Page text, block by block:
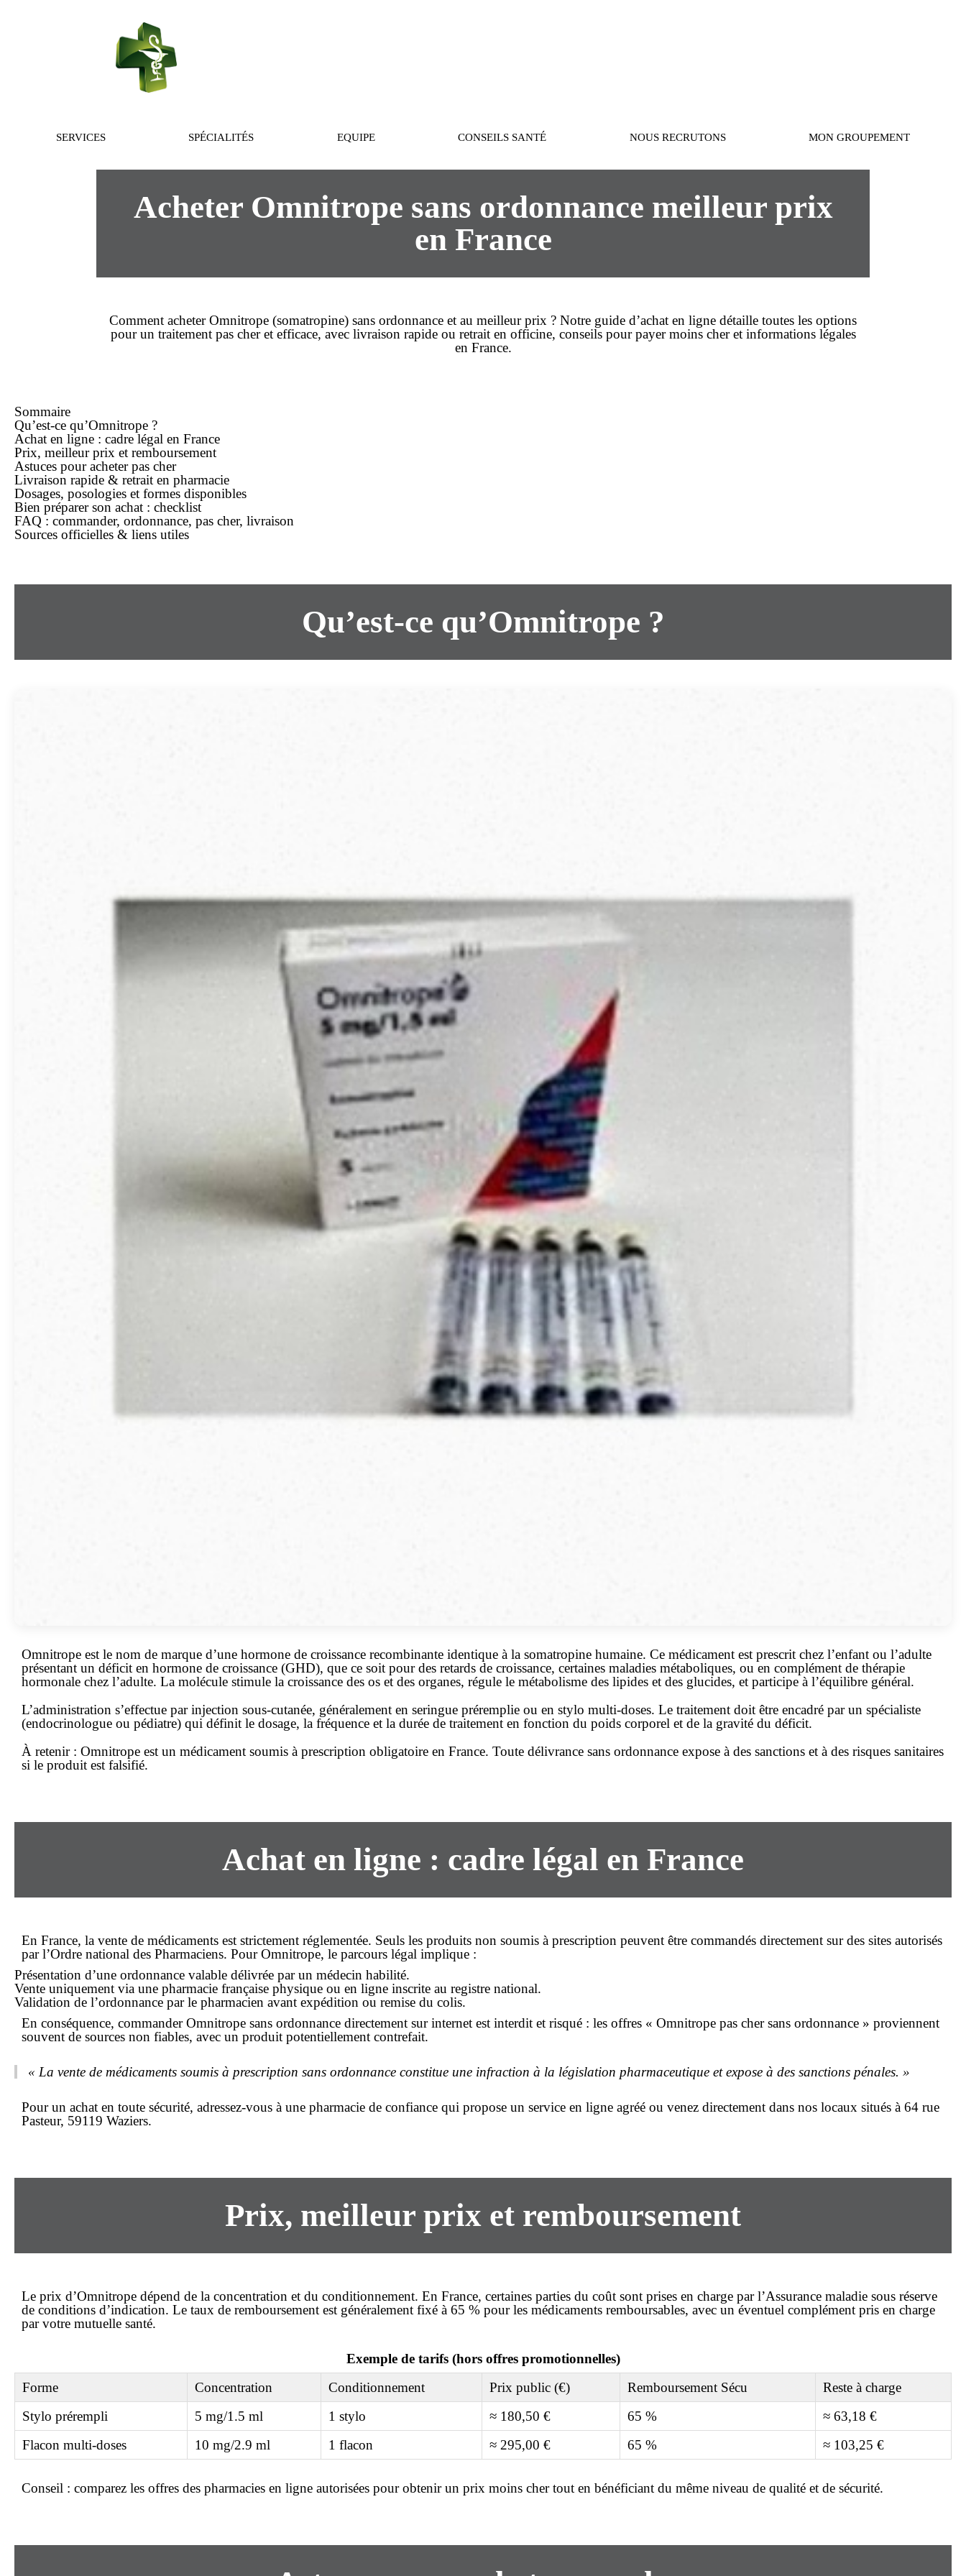
SERVICES SPÉCIALITÉS EQUIPE CONSEILS SANTÉ NOUS RECRUTONS MON GROUPEMENT
Acheter Omnitrope sans ordonnance meilleur prix
en France
Comment acheterOmnitrope (somatropine) sans ordonnance et au meilleur prix ? Notre guide d’achat en ligne détaille toutes les options
pour un traitement pas cheret efficace, avec livraison rapideou retrait en officine, conseils pour payermoins cheret informations légales
en France.
Sommaire
Qu’est-ce qu’Omnitrope ?
Achat en ligne : cadre légal en France
Prix, meilleur prix et remboursement
Astuces pour acheterpas cher
Livraison rapide & retrait en pharmacie
Dosages, posologies et formes disponibles
Bien préparer son achat : checklist
FAQ : commander, ordonnance, pas cher, livraison
Sources officielles & liens utiles
Qu’est-ce qu’Omnitrope ?
Omnitrope est le nom de marque d’une hormone de croissance recombinante identique à la somatropine humaine. Ce médicament est prescrit chez l’enfant ou l’adulte
présentant un déficit en hormone de croissance (GHD), que ce soit pour des retards de croissance, certaines maladies métaboliques, ou en complément de thérapie
hormonale chez l’adulte. La molécule stimule la croissance des os et des organes, régule le métabolisme des lipides et des glucides, et participe à l’équilibre général.
L’administration s’effectue par injection sous-cutanée, généralement en seringue préremplie ou en stylo multi-doses. Le traitement doit être encadré par un spécialiste
(endocrinologue ou pédiatre) qui définit le dosage, la fréquence et la durée de traitement en fonction du poids corporel et de la gravité du déficit.
À retenir : Omnitrope est un médicament soumis à prescription obligatoire en France. Toute délivrance sans ordonnance expose à des sanctions et à des risques sanitaires
si le produit est falsifié.
Achat en ligne : cadre légal en France
En France, la vente de médicaments est strictement réglementée. Seuls les produits non soumis à prescription peuvent être commandés directement sur des sites autorisés
par l’Ordre national des Pharmaciens. Pour Omnitrope, le parcours légal implique :
Présentation d’une ordonnance valable délivrée par un médecin habilité.
Vente uniquement via une pharmacie française physique ou en ligne inscrite au registre national.
Validation de l’ordonnance par le pharmacien avant expédition ou remise du colis.
En conséquence, commanderOmnitrope sans ordonnance directement sur internet est interdit et risqué : les offres « Omnitrope pas chersans ordonnance » proviennent
souvent de sources non fiables, avec un produit potentiellement contrefait.
« La vente de médicaments soumis à prescription sans ordonnance constitue une infraction à la législation pharmaceutique et expose à des sanctions pénales. »
Pour un achat en toute sécurité, adressez-vous à une pharmacie de confiance qui propose un service en ligne agréé ou venez directement dans nos locaux situés à 64 rue
Pasteur, 59119 Waziers.
Prix, meilleur prix et remboursement
Le prix d’Omnitrope dépend de la concentration et du conditionnement. En France, certaines parties du coût sont prises en charge par l’Assurance maladie sous réserve
de conditions d’indication. Le taux de remboursement est généralement fixé à 65 % pour les médicaments remboursables, avec un éventuel complément pris en charge
par votre mutuelle santé.
Exemple de tarifs (hors offres promotionnelles)
Forme
Concentration Conditionnement Prix public (€) Remboursement Sécu
Reste à charge
Stylo prérempli
5 mg/1.5 ml 1 stylo ≈ 180,50 € 65 %
≈ 63,18 €
Flacon multi-doses
10 mg/2.9 ml 1 flacon ≈ 295,00 € 65 % ≈ 103,25 €
Conseil : comparez les offres des pharmacies en ligne autorisées pour obtenir un prix moins chertout en bénéficiant du même niveau de qualité et de sécurité.